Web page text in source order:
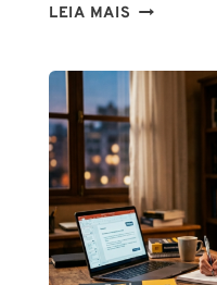
LEIA MAIS CONCURSO
CONTRATO
COM
A
FCC
É
ASSINADO
E
EDITAL